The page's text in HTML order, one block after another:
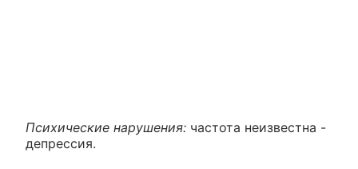
Психические нарушения: частота неизвестна -
депрессия.